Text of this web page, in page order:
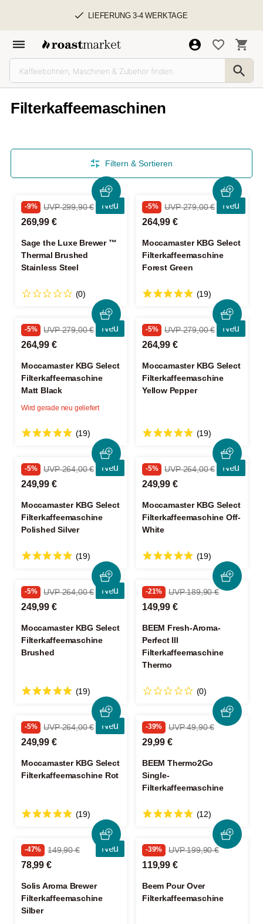
LIEFERUNG 3-4 WERKTAGE
Filterkaffeemaschinen
Filtern & Sortieren
Neu
-9% UVP 299,90 €
269,99 €
Sage the Luxe Brewer ™
Thermal Brushed
Stainless Steel
(0)
Neu
-5% UVP 279,00 €
264,99 €
Moccamaster KBG Select
Filterkaffeemaschine
Forest Green
(19)
Neu
-5% UVP 279,00 €
264,99 €
Moccamaster KBG Select
Filterkaffeemaschine
Matt Black
(19)
Wird gerade neu geliefert
Neu
-5% UVP 279,00 €
264,99 €
Moccamaster KBG Select
Filterkaffeemaschine
Yellow Pepper
(19)
Neu
-5% UVP 264,00 €
249,99 €
Moccamaster KBG Select
Filterkaffeemaschine
Polished Silver
(19)
Neu
-5% UVP 264,00 €
249,99 €
Moccamaster KBG Select
Filterkaffeemaschine Off-
White
(19)
Neu
-5% UVP 264,00 €
249,99 €
Moccamaster KBG Select
Filterkaffeemaschine
Brushed
(19)
-21% UVP 189,90 €
149,99 €
BEEM Fresh-Aroma-
Perfect III
Filterkaffeemaschine
Thermo
(0)
Neu
-5% UVP 264,00 €
249,99 €
Moccamaster KBG Select
Filterkaffeemaschine Rot
(19)
-39% UVP 49,90 €
29,99 €
BEEM Thermo2Go
Single-
Filterkaffeemaschine
(12)
Neu
-47% 149,90 €
78,99 €
Solis Aroma Brewer
Filterkaffeemaschine
Silber
-39% UVP 199,90 €
119,99 €
Beem Pour Over
Filterkaffeemaschine